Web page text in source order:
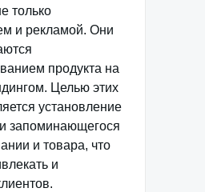
только
и рекламой. Они
продукта на
Целью этих
установление
запоминающегося
и товара, что
и